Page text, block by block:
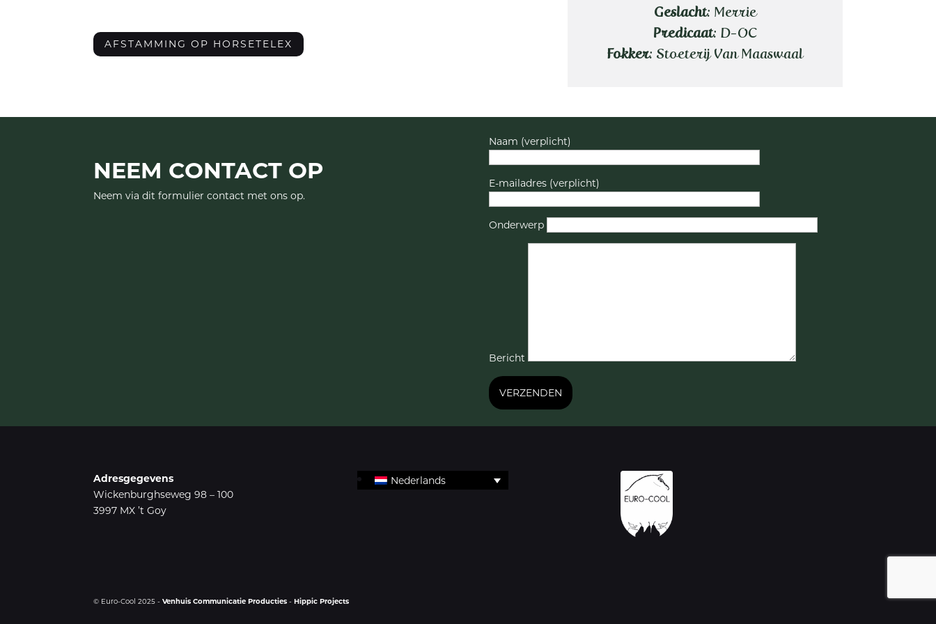
AFSTAMMING OP HORSETELEX
Geslacht: Merrie
Predicaat: D-OC
Fokker: Stoeterij Van Maaswaal
NEEM CONTACT OP
Neem via dit formulier contact met ons op.
Naam (verplicht)
E-mailadres (verplicht)
Onderwerp
Bericht
Adresgegevens
Wickenburghseweg 98 – 100
3997 MX ’t Goy
Nederlands
© Euro-Cool 2025 -Venhuis Communicatie Producties-Hippic Projects